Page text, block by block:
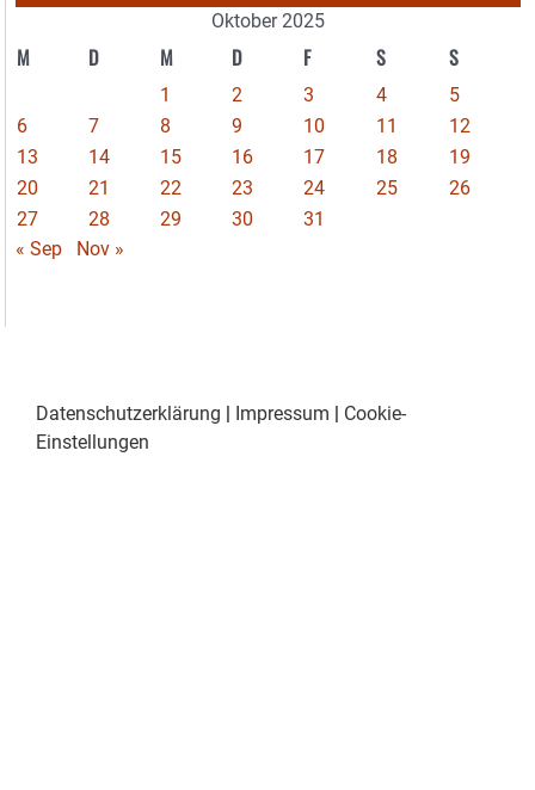
Oktober 2025
M D M D F S S
1 2 3 4
5
6
7 8 9 10 11
12
13
14 15 16 17 18
19
20
21 22 23 24 25
26
27
28 29 30
31
« Sep
Nov »
Datenschutzerklärung Impressum
Cookie-
Einstellungen